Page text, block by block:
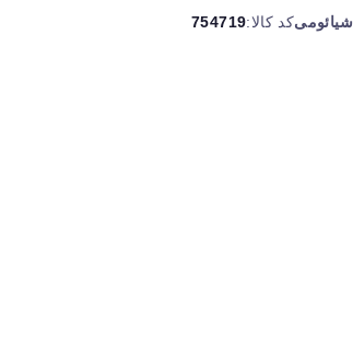
شیائومیکد کالا:754719